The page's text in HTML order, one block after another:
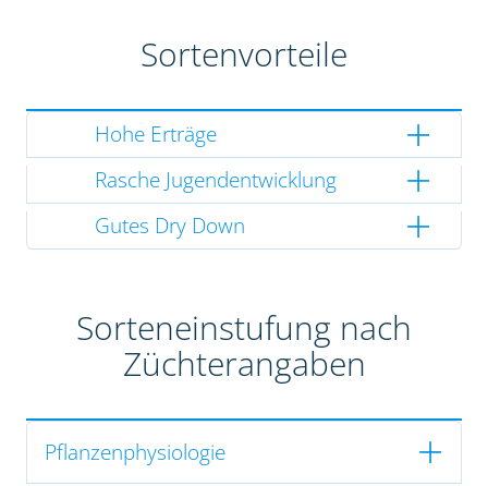
Sortenvorteile
Hohe Erträge
Rasche Jugendentwicklung
Gutes Dry Down
Sorteneinstufung nach
Züchterangaben
Pflanzenphysiologie